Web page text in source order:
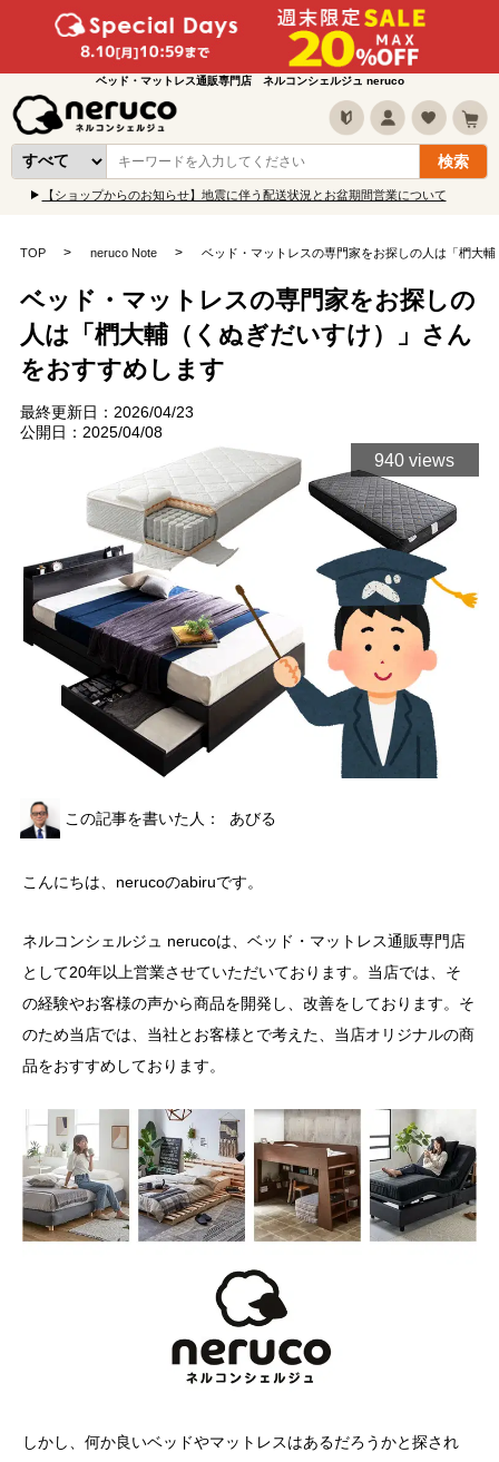
ベッド・マットレス通販専門店 ネルコンシェルジュ neruco
【ショップからのお知らせ】地震に伴う配送状況とお盆期間営業について
TOP neruco Note ベッド・マットレスの専門家をお探しの人は「椚大
ベッド・マットレスの専門家をお探しの
人は「椚大輔（くぬぎだいすけ）」さん
をおすすめします
最終更新日：2026/04/23
公開日：2025/04/08
940 views
この記事を書いた人： あびる
こんにちは、nerucoのabiruです。
ネルコンシェルジュ nerucoは、ベッド・マットレス通販専門店
として20年以上営業させていただいております。当店では、そ
の経験やお客様の声から商品を開発し、改善をしております。そ
のため当店では、当社とお客様とで考えた、当店オリジナルの商
品をおすすめしております。
しかし、何か良いベッドやマットレスはあるだろうかと探され